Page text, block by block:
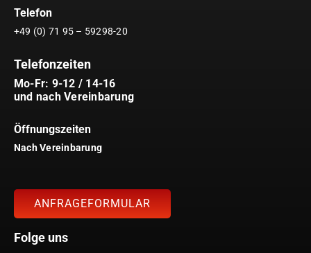
Telefon
+49 (0) 71 95 – 59298-20
Telefonzeiten
Mo-Fr: 9-12 / 14-16
und nach Vereinbarung
Öffnungszeiten
Nach Vereinbarung
ANFRAGEFORMULAR
Folge uns